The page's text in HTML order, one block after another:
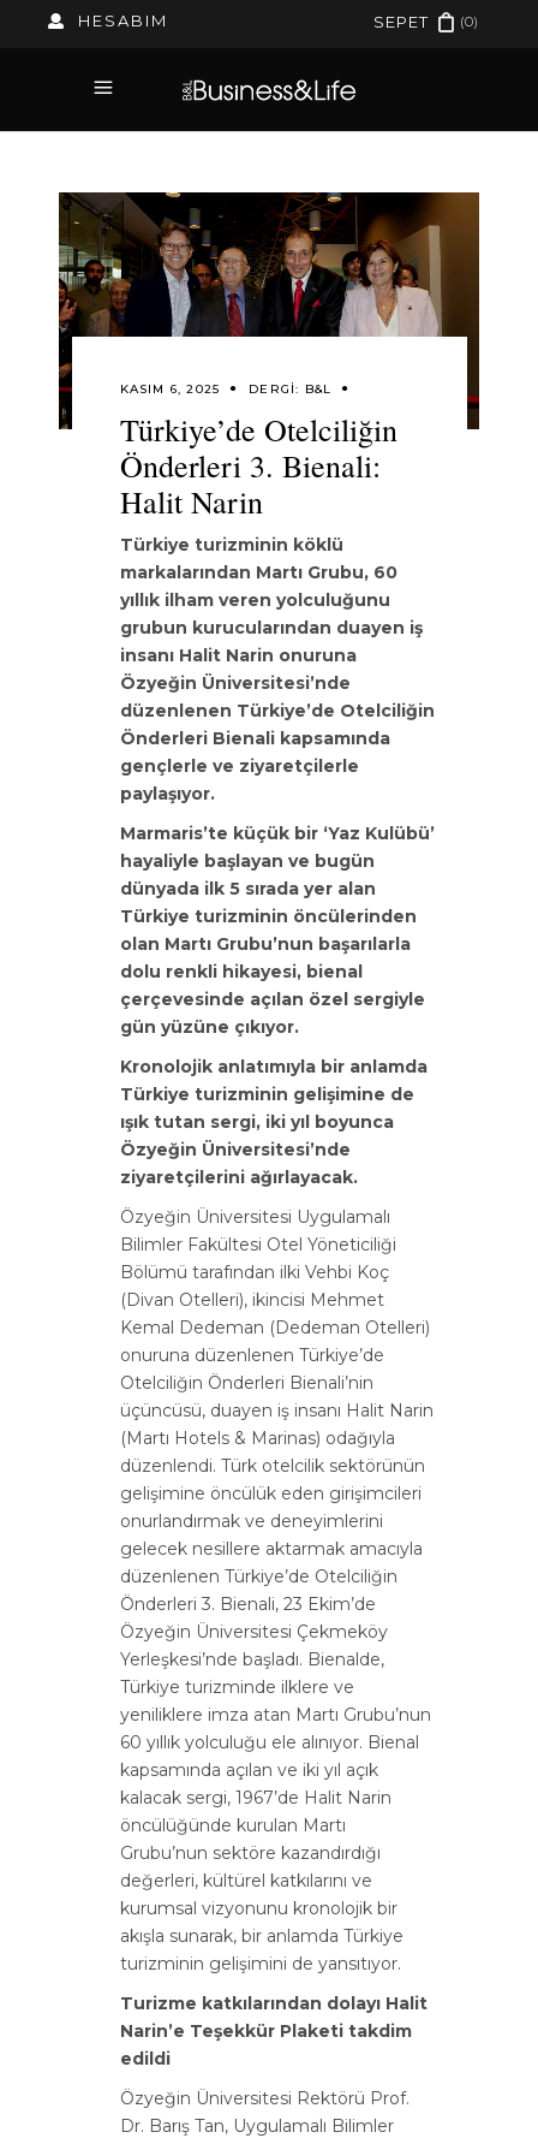
HESABIM SEPET (0)
KASIM 6, 2025 DERGI: B&L
Türkiye’de Otelciliğin
Önderleri 3. Bienali:
Halit Narin
Türkiye turizminin köklü
markalarından Martı Grubu, 60
yıllık ilham veren yolculuğunu
grubun kurucularından duayen iş
insanı Halit Narin onuruna
Özyeğin Üniversitesi’nde
düzenlenen Türkiye’de Otelciliğin
Önderleri Bienali kapsamında
gençlerle ve ziyaretçilerle
paylaşıyor.
Marmaris’te küçük bir ‘Yaz Kulübü’
hayaliyle başlayan ve bugün
dünyada ilk 5 sırada yer alan
Türkiye turizminin öncülerinden
olan Martı Grubu’nun başarılarla
dolu renkli hikayesi, bienal
çerçevesinde açılan özel sergiyle
gün yüzüne çıkıyor.
Kronolojik anlatımıyla bir anlamda
Türkiye turizminin gelişimine de
ışık tutan sergi, iki yıl boyunca
Özyeğin Üniversitesi’nde
ziyaretçilerini ağırlayacak.
Özyeğin Üniversitesi Uygulamalı
Bilimler Fakültesi Otel Yöneticiliği
Bölümü tarafından ilki Vehbi Koç
(Divan Otelleri), ikincisi Mehmet
Kemal Dedeman (Dedeman Otelleri)
onuruna düzenlenen Türkiye’de
Otelciliğin Önderleri Bienali’nin
üçüncüsü, duayen iş insanı Halit Narin
(Martı Hotels & Marinas) odağıyla
düzenlendi. Türk otelcilik sektörünün
gelişimine öncülük eden girişimcileri
onurlandırmak ve deneyimlerini
gelecek nesillere aktarmak amacıyla
düzenlenen Türkiye’de Otelciliğin
Önderleri 3. Bienali, 23 Ekim’de
Özyeğin Üniversitesi Çekmeköy
Yerleşkesi’nde başladı. Bienalde,
Türkiye turizminde ilklere ve
yeniliklere imza atan Martı Grubu’nun
60 yıllık yolculuğu ele alınıyor. Bienal
kapsamında açılan ve iki yıl açık
kalacak sergi, 1967’de Halit Narin
öncülüğünde kurulan Martı
Grubu’nun sektöre kazandırdığı
değerleri, kültürel katkılarını ve
kurumsal vizyonunu kronolojik bir
akışla sunarak, bir anlamda Türkiye
turizminin gelişimini de yansıtıyor.
Turizme katkılarından dolayı Halit
Narin’e Teşekkür Plaketi takdim
edildi
Özyeğin Üniversitesi Rektörü Prof.
Dr. Barış Tan, Uygulamalı Bilimler